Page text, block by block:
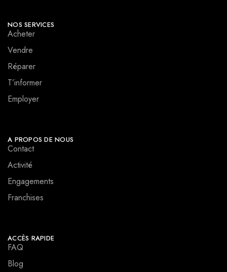
NOS SERVICES
Acheter
Vendre
Réparer
T’informer
Employer
A PROPOS DE NOUS
Contact
Activité
Engagements
Franchises
ACCÈS RAPIDE
FAQ
Blog